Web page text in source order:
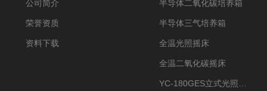
公司简介
荣誉资质
资料下载
半导体二氧化碳培养箱
半导体三气培养箱
全温光照摇床
全温二氧化碳摇床